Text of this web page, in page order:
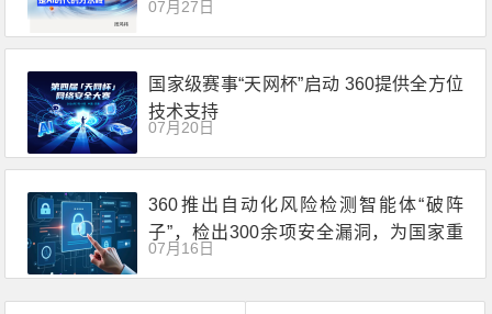
07月27日
国家级赛事“天网杯”启动 360提供全方位
技术支持
07月20日
360推出自动化风险检测智能体“破阵
子”，检出300余项安全漏洞，为国家重
点行业完成智能安全体检
07月16日